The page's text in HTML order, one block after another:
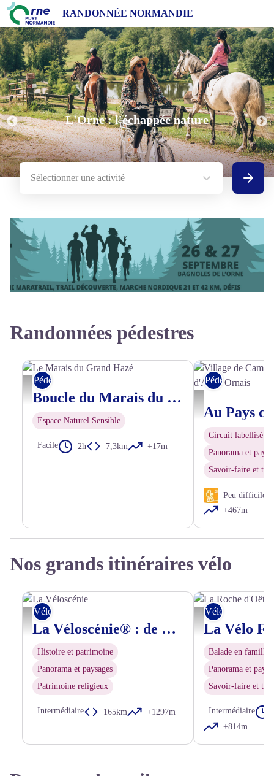
RANDONNÉE NORMANDIE
L'Orne : l'échappée nature
Sélectionner une activité
Randonnées pédestres
Le Marais du Grand Hazé - D. Commenchal
Pédestre
Boucle du Marais du Grand-Hazé, Briouze
Espace Naturel Sensible
Facile 2h 7,3km +17m
Pédestre
Circuit labellisé
Panorama et
Savoir-faire et
Peu difficile
+467m
Nos grands itinéraires vélo
La Véloscénie - Un Monde à vélo
Vélo
La Véloscénie® : de Paris au Mont-Saint-Michel
Histoire et patrimoine
Panorama et paysages
Patrimoine religieux
Intermédiaire 165km +1297m
La Roche d'Oëtre, Vélo
Vélo
Balade en famille
Panorama et
Savoir-faire et
Intermédiaire
+814m